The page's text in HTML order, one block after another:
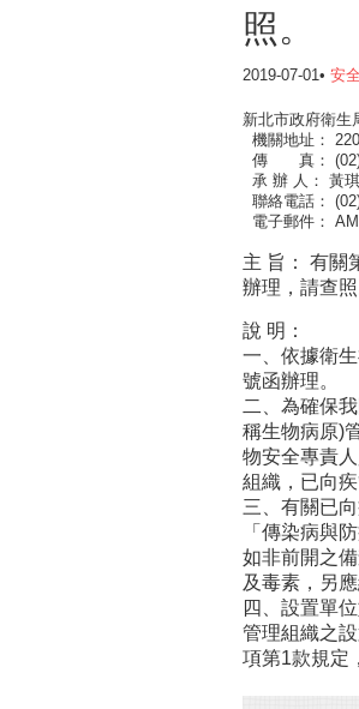
照。
2019-07-01• 安
新北市政府衛
機關地址：
傳 真：
承 辦 人： 黃琪
聯絡電話：
電子郵件：
主 旨： 有關
辦理，請查照
說 明：
一、依據衛
號函辦理。
二、為確保
稱生物病原)
物安全專責
組織，已向
三、有關已
「傳染病與
如非前開之
及毒素，另
四、設置單
管理組織之
項第1款規定